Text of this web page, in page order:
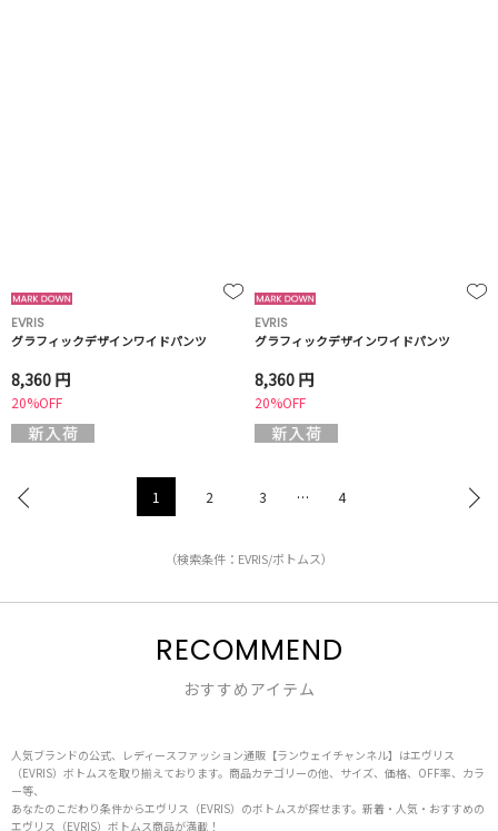
EVRIS
グラフィックデザインワイドパンツ
8,360 円
20%OFF
EVRIS
グラフィックデザインワイドパンツ
8,360 円
20%OFF
1 2 3 … 4
（検索条件：EVRIS/ボトムス）
RECOMMEND
おすすめアイテム
人気ブランドの公式、レディースファッション通販【ランウェイチャンネル】はエヴリス
（EVRIS）ボトムスを取り揃えております。商品カテゴリーの他、サイズ、価格、OFF率、カラ
ー等、
あなたのこだわり条件からエヴリス（EVRIS）のボトムスが探せます。新着・人気・おすすめの
エヴリス（EVRIS）ボトムス商品が満載！